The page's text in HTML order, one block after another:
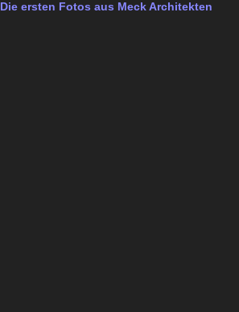
Die ersten Fotos aus Meck Architekten